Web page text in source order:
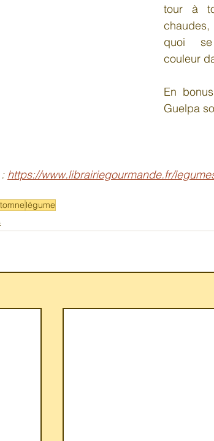
tour à
quoi
couleur
En
Guelpa
https://www.librairiegourmande.fr/
légume